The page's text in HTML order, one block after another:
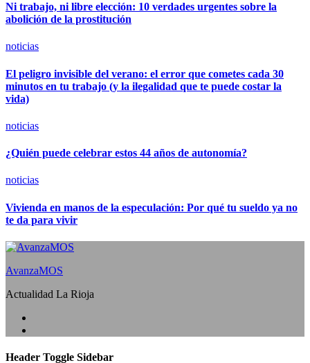
Ni trabajo, ni libre elección: 10 verdades urgentes sobre la
abolición de la prostitución
noticias
El peligro invisible del verano: el error que cometes cada 30
minutos en tu trabajo (y la ilegalidad que te puede costar la
vida)
noticias
¿Quién puede celebrar estos 44 años de autonomía?
noticias
Vivienda en manos de la especulación: Por qué tu sueldo ya no
te da para vivir
AvanzaMOS
Actualidad La Rioja
Header Toggle Sidebar